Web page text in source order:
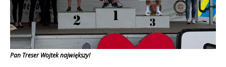
Pan Treser Wojtek największy!